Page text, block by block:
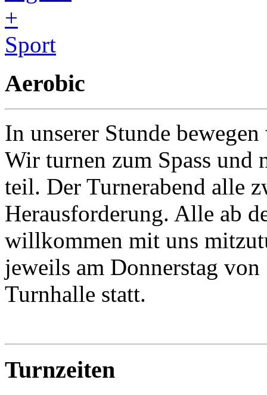
Aerobic
In unserer Stunde
Wir turnen zum Spass und
teil. Der Turnerabend alle
Herausforderung. Alle ab
willkommen mit uns
jeweils am Donnerstag
Turnhalle statt.
Turnzeiten